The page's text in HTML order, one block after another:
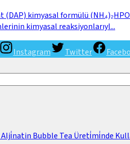
(DAP) kimyasal formülü
kimyasal reaksiyonlarıyl...
Instagram Twitter
Alji̇natin Bubble Tea Üreti̇mi̇nde